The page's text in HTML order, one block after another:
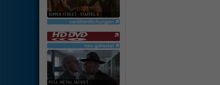
RIPPER STREET - STAFFEL 5
FULL METAL JACKET